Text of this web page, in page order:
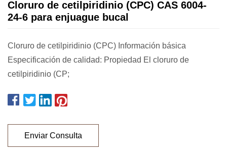
Cloruro de cetilpiridinio (CPC) CAS 6004-
24-6 para enjuague bucal
Cloruro de cetilpiridinio (CPC) Información básica
Especificación de calidad: Propiedad El cloruro de
cetilpiridinio (CP;
Enviar Consulta